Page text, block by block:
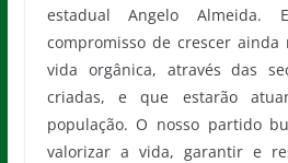
estadual Angelo Almeida.
compromisso de crescer
vida orgânica, através das
criadas, e que estarão
população. O nosso partido
valorizar a vida, garantir e